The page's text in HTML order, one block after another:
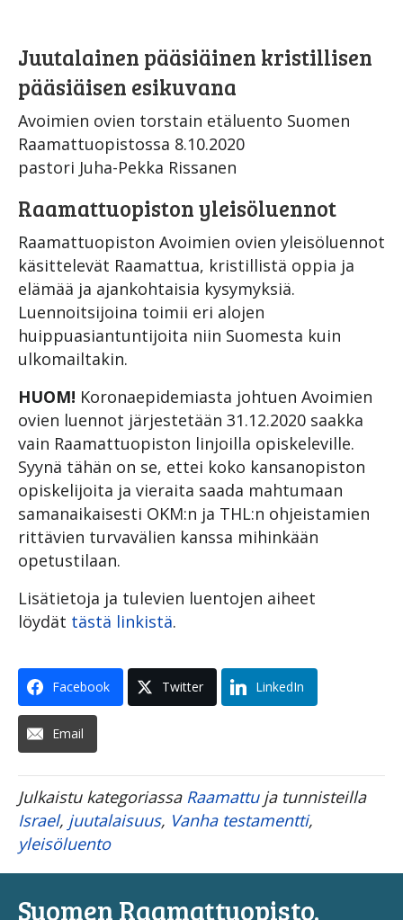
Juutalainen pääsiäinen kristillisen
pääsiäisen esikuvana
Avoimien ovien torstain etäluento Suomen
Raamattuopistossa 8.10.2020
pastori Juha-Pekka Rissanen
Raamattuopiston yleisöluennot
Raamattuopiston Avoimien ovien yleisöluennot
käsittelevät Raamattua, kristillistä oppia ja
elämää ja ajankohtaisia kysymyksiä.
Luennoitsijoina toimii eri alojen
huippuasiantuntijoita niin Suomesta kuin
ulkomailtakin.
HUOM! Koronaepidemiasta johtuen Avoimien
ovien luennot järjestetään 31.12.2020 saakka
vain Raamattuopiston linjoilla opiskeleville.
Syynä tähän on se, ettei koko kansanopiston
opiskelijoita ja vieraita saada mahtumaan
samanaikaisesti OKM:n ja THL:n ohjeistamien
rittävien turvavälien kanssa mihinkään
opetustilaan.
Lisätietoja ja tulevien luentojen aiheet
löydät tästä linkistä.
Facebook Twitter LinkedIn
Email
Julkaistu kategoriassa Raamattuja tunnisteilla
Israel, juutalaisuus, Vanha testamentti,
yleisöluento
Suomen Raamattuopisto.